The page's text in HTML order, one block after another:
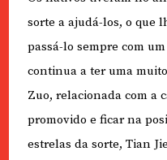
sorte a ajudá-los, o que
passá-lo sempre com
continua a ter uma
Zuo, relacionada com a
promovido e ficar na
estrelas da sorte, Tian